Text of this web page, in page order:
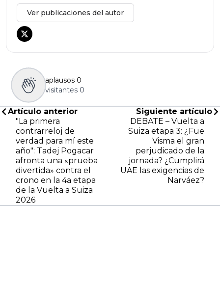
Ver publicaciones del autor
aplausos 0
visitantes 0
Artículo anterior
"La primera
contrarreloj de
verdad para mí este
año": Tadej Pogacar
afronta una «prueba
divertida» contra el
crono en la 4a etapa
de la Vuelta a Suiza
2026
Siguiente artículo
DEBATE – Vuelta a
Suiza etapa 3: ¿Fue
Visma el gran
perjudicado de la
jornada? ¿Cumplirá
UAE las exigencias de
Narváez?